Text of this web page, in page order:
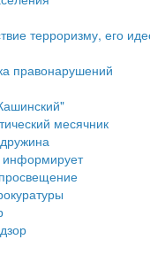
воздействия
МУ
и
планы
территории
терроризму, его
правонарушений
месячник
информирует